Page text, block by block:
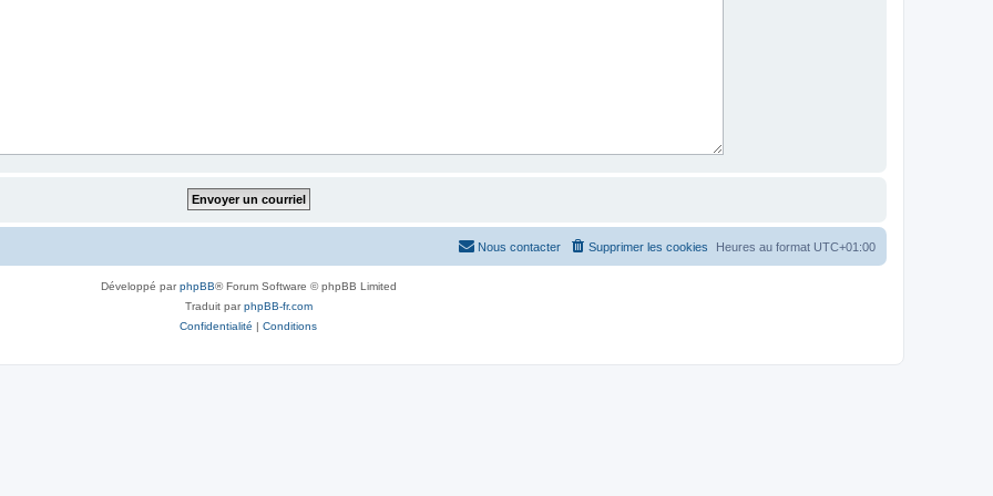
Heures au format UTC+01:00
Supprimer les cookies
Nous contacter
Développé parphpBB® Forum Software © phpBB Limited
Traduit parphpBB-fr.com
Confidentialité | Conditions